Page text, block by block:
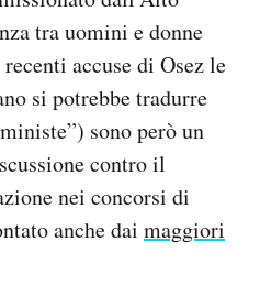
tra uomini e donne
accuse di Osez le
si potrebbe tradurre
sono però un
contro il
nei concorsi di
anche dai maggiori